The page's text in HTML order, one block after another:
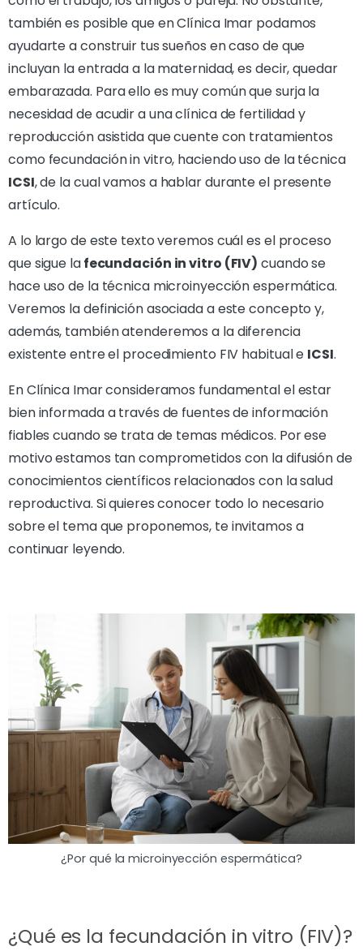
también es posible que en Clínica Imar podamos
ayudarte a construir tus sueños en caso de que
incluyan la entrada a la maternidad, es decir, quedar
embarazada. Para ello es muy común que surja la
necesidad de acudir a una clínica de fertilidad y
reproducción asistida que cuente con tratamientos
como fecundación in vitro, haciendo uso de la técnica
ICSI, de la cual vamos a hablar durante el presente
artículo.
A lo largo de este texto veremos cuál es el proceso
que sigue lafecundación in vitro (FIV) cuando se
hace uso de la técnica microinyección espermática.
Veremos la definición asociada a este concepto y,
además, también atenderemos a la diferencia
existente entre el procedimiento FIV habitual e ICSI.
En Clínica Imar consideramos fundamental el estar
bien informada a través de fuentes de información
fiables cuando se trata de temas médicos. Por ese
motivo estamos tan comprometidos con la difusión de
conocimientos científicos relacionados con la salud
reproductiva. Si quieres conocer todo lo necesario
sobre el tema que proponemos, te invitamos a
continuar leyendo.
¿Por qué la microinyección espermática?
¿Qué es la fecundación in vitro (FIV)?